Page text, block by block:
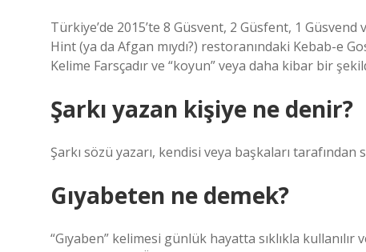
Türkiye’de 2015’te 8 Güsvent, 2 Güsfent, 1
Hint (ya da Afgan mıydı?) restoranındaki Kebab-e
Kelime Farsçadır ve “koyun” veya daha kibar bir
Şarkı yazan kişiye ne denir?
Şarkı sözü yazarı, kendisi veya başkaları
Gıyabeten ne demek?
“Gıyaben” kelimesi günlük hayatta sıklıkla